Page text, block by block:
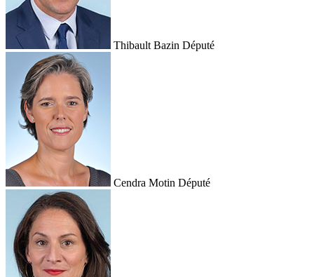
Thibault Bazin Député
Cendra Motin Député